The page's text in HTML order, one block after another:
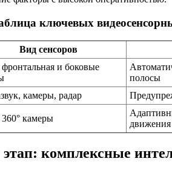
ключевых
Вид сенсоров
фронтальная и боковые
полосы
камеры, радар
360° камеры
движения
комплексные